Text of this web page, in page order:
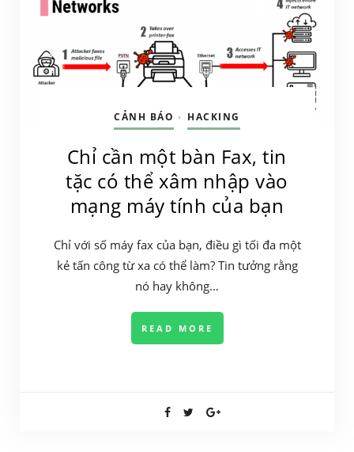
CẢNH BÁO • HACKING
Chỉ cần một bàn Fax, tin
tặc có thể xâm nhập vào
mạng máy tính của bạn
Chỉ với số máy fax của bạn, điều gì tối đa một
kẻ tấn công từ xa có thể làm? Tin tưởng rằng
nó hay không…
READ MORE